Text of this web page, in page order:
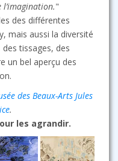
"
des différentes
mais aussi la diversité
tissages, des
un bel aperçu des
des Beaux-Arts Jules
.
les agrandir.